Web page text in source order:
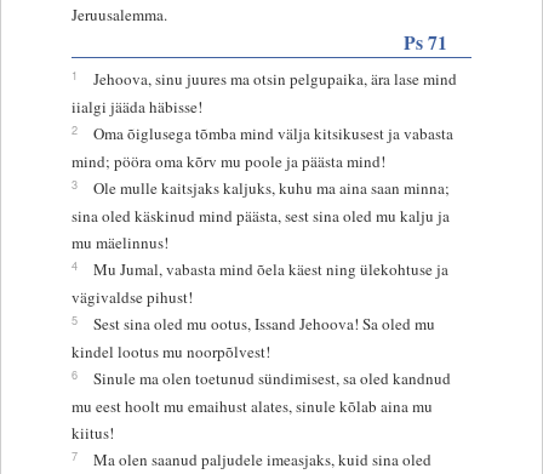
Jeruusalemma.
Ps 71
1
Jehoova, sinu juures ma otsin pelgupaika, ära lase mind
iialgi jääda häbisse!
2
Oma õiglusega tõmba mind välja kitsikusest ja vabasta
mind; pööra oma kõrv mu poole ja päästa mind!
3
Ole mulle kaitsjaks kaljuks, kuhu ma aina saan minna;
sina oled käskinud mind päästa, sest sina oled mu kalju ja
mu mäelinnus!
4
Mu Jumal, vabasta mind õela käest ning ülekohtuse ja
vägivaldse pihust!
5
Sest sina oled mu ootus, Issand Jehoova! Sa oled mu
kindel lootus mu noorpõlvest!
6
Sinule ma olen toetunud sündimisest, sa oled kandnud
mu eest hoolt mu emaihust alates, sinule kõlab aina mu
kiitus!
7
Ma olen saanud paljudele imeasjaks, kuid sina oled